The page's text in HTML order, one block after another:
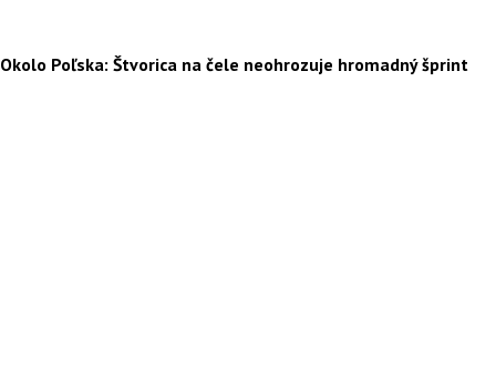
Okolo Poľska: Štvorica na čele neohrozuje hromadný šprint